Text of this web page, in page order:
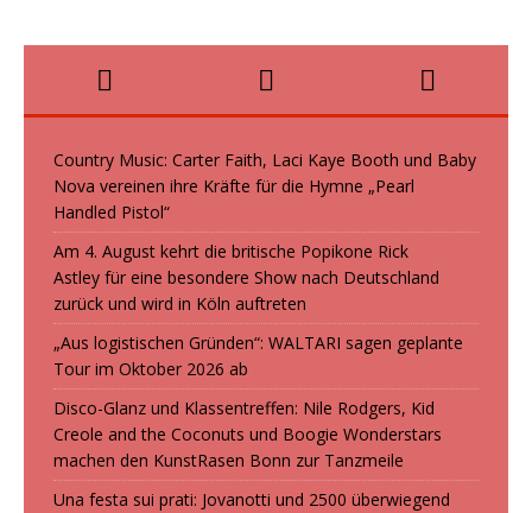
Country Music: Carter Faith, Laci Kaye Booth und Baby
Nova vereinen ihre Kräfte für die Hymne „Pearl
Handled Pistol“
Am 4. August kehrt die britische Popikone Rick
Astley für eine besondere Show nach Deutschland
zurück und wird in Köln auftreten
„Aus logistischen Gründen“: WALTARI sagen geplante
Tour im Oktober 2026 ab
Disco-Glanz und Klassentreffen: Nile Rodgers, Kid
Creole and the Coconuts und Boogie Wonderstars
machen den KunstRasen Bonn zur Tanzmeile
Una festa sui prati: Jovanotti und 2500 überwiegend